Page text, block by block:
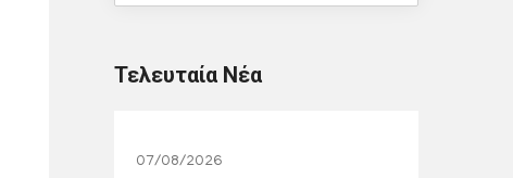
Τελευταία Νέα
07/08/2026